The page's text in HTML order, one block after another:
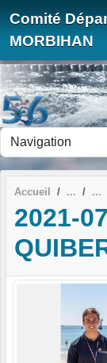
Comité
MORBIHAN
Accueil
2021-